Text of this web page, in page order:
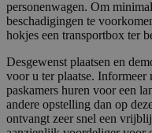
personenwagen. Om
beschadigingen te
hokjes een transportbox ter
Desgewenst plaatsen en
voor u ter plaatse.
paskamers huren voor een
andere opstelling dan op
ontvangt zeer snel een